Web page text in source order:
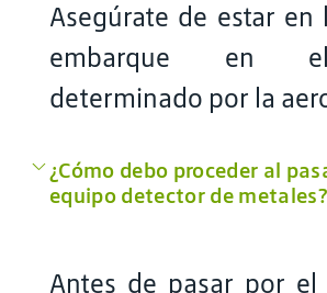
Asegúrate de estar en
embarque en
determinado por la
¿Cómo debo proceder al
equipo detector de metales?
Antes de pasar por